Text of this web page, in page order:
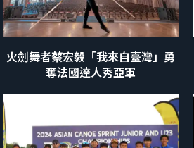
火劍舞者蔡宏毅「我來自臺灣」勇
奪法國達人秀亞軍